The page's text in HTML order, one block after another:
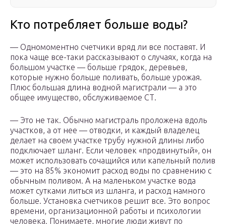
Кто потребляет больше воды?
— Одномоментно счетчики вряд ли все поставят. И
пока чаще все-таки рассказывают о случаях, когда на
большом участке — больше грядок, деревьев,
которые нужно больше поливать, больше урожая.
Плюс большая длина водной магистрали — а это
общее имущество, обслуживаемое СТ.
— Это не так. Обычно магистраль проложена вдоль
участков, а от нее — отводки, и каждый владелец
делает на своем участке трубу нужной длины либо
подключает шланг. Если человек «продвинутый», он
может использовать сочащийся или капельный полив
— это на 85% экономит расход воды по сравнению с
обычным поливом. А на маленьком участке вода
может сутками литься из шланга, и расход намного
больше. Установка счетчиков решит все. Это вопрос
времени, организационной работы и психологии
человека. Понимаете, многие люди живут по